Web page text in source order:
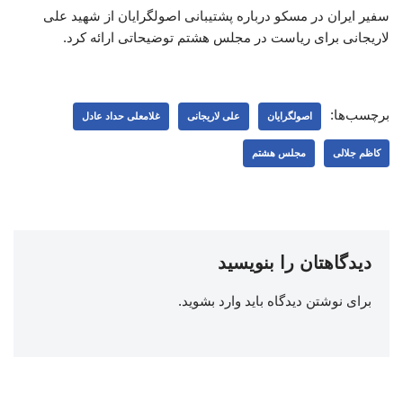
سفیر ایران در مسکو درباره پشتیبانی اصولگرایان از شهید علی
لاریجانی برای ریاست در مجلس هشتم توضیحاتی ارائه کرد.
برچسب‌ها: اصولگرایان علی لاریجانی غلامعلی حداد عادل
کاظم جلالی مجلس هشتم
دیدگاهتان را بنویسید
برای نوشتن دیدگاه باید وارد بشوید.